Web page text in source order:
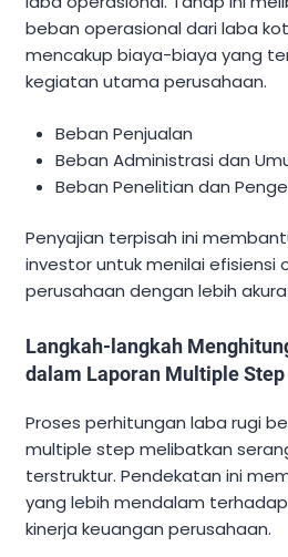
beban operasional dari laba
mencakup biaya-biaya yang
kegiatan utama perusahaan.
Beban Penjualan
Beban Administrasi dan
Beban Penelitian dan
Penyajian terpisah ini
investor untuk menilai efisiensi
perusahaan dengan lebih
Langkah-langkah
dalam Laporan Multiple Step
Proses perhitungan laba rugi
multiple step melibatkan
terstruktur. Pendekatan ini
yang lebih mendalam
kinerja keuangan perusahaan.